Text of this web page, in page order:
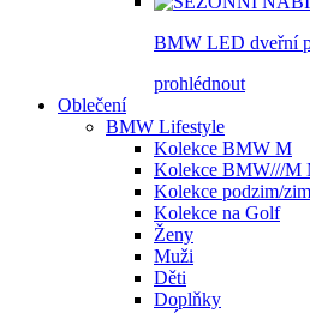
BMW LED dveřní
prohlédnout
Oblečení
BMW Lifestyle
Kolekce BMW M
Kolekce BMW///M
Kolekce podzim/
Kolekce na Golf
Ženy
Muži
Děti
Doplňky